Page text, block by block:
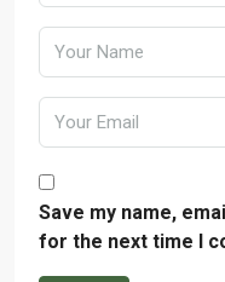
Save my name,
for the next time I